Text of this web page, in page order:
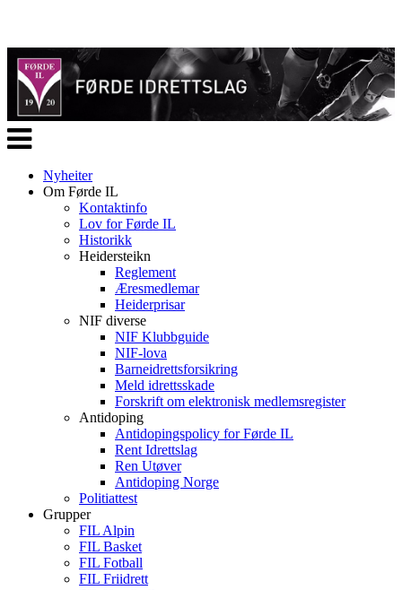
Veksle
navigasjon
Nyheiter
Om Førde IL
Kontaktinfo
Lov for Førde IL
Historikk
Heidersteikn
Reglement
Æresmedlemar
Heiderprisar
NIF diverse
NIF Klubbguide
NIF-lova
Barneidrettsforsikring
Meld idrettsskade
Forskrift om elektronisk medlemsregister
Antidoping
Antidopingspolicy for Førde IL
Rent Idrettslag
Ren Utøver
Antidoping Norge
Politiattest
Grupper
FIL Alpin
FIL Basket
FIL Fotball
FIL Friidrett